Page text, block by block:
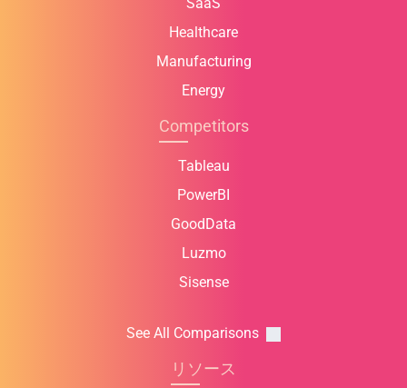
Healthcare
Manufacturing
Energy
Competitors
Tableau
PowerBI
GoodData
Luzmo
Sisense
See All Comparisons
リソース